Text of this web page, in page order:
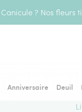
Canicule ? Nos fleurs
Anniversaire Deuil